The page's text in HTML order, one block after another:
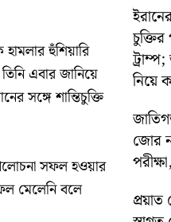
হুঁশিয়ারি
এবার জানিয়ে
সঙ্গে শান্তিচুক্তি
সফল হওয়ার
মেলেনি বলে
নিয়ে
জোর
প্রয়াত